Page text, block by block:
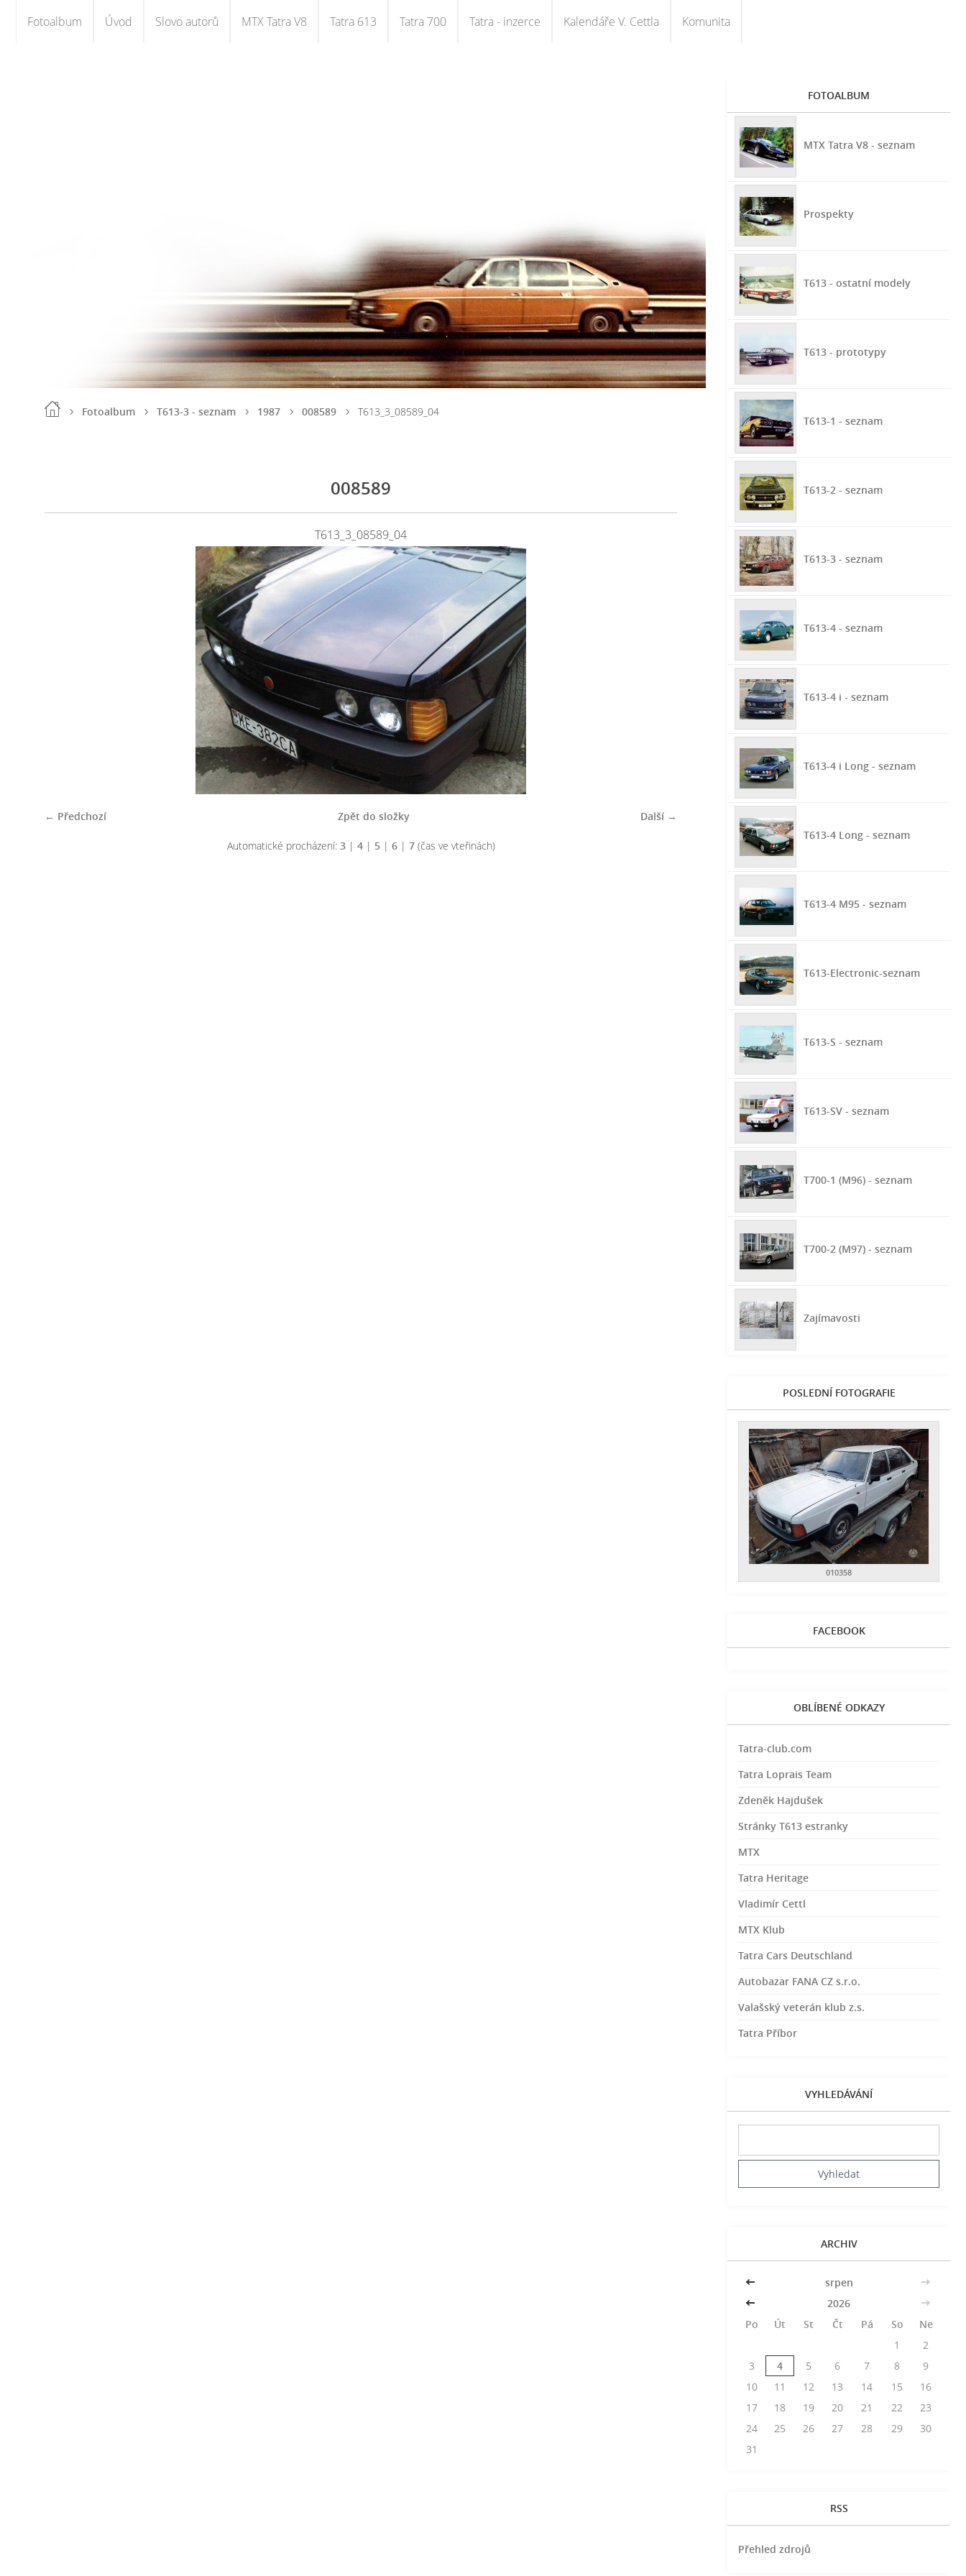
Fotoalbum Úvod Slovo autorů MTX Tatra V8 Tatra 613 Tatra 700 Tatra - inzerce Kalendáře V. Cettla Komunita
Fotoalbum T613-3 - seznam 1987 008589 T613_3_08589_04
008589
T613_3_08589_04
← Předchozí Další →
Zpět do složky
Automatické procházení: 3| 4| 5| 6| 7(čas ve vteřinách)
FOTOALBUM
MTX Tatra V8 - seznam
Prospekty
T613 - ostatní modely
T613 - prototypy
T613-1 - seznam
T613-2 - seznam
T613-3 - seznam
T613-4 - seznam
T613-4 i - seznam
T613-4 i Long - seznam
T613-4 Long - seznam
T613-4 M95 - seznam
T613-Electronic-seznam
T613-S - seznam
T613-SV - seznam
T700-1 (M96) - seznam
T700-2 (M97) - seznam
Zajímavosti
POSLEDNÍ FOTOGRAFIE
010358
FACEBOOK
OBLÍBENÉ ODKAZY
Tatra-club.com
Tatra Loprais Team
Zdeněk Hajdušek
Stránky T613 estranky
MTX
Tatra Heritage
Vladimír Cettl
MTX Klub
Tatra Cars Deutschland
Autobazar FANA CZ s.r.o.
Valašský veterán klub z.s.
Tatra Příbor
VYHLEDÁVÁNÍ
ARCHIV
<< srpen
>>
<<
2026
>>
Po
Út St Čt Pá So
Ne
1
2
3
4 5 6 7 8
9
10
11 12 13 14 15
16
17
18 19 20 21 22
23
24
25 26 27 28 29
30
31
RSS
Přehled zdrojů